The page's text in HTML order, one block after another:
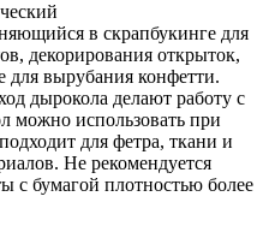
в скрапбукинге для
декорирования открыток,
для вырубания конфетти.
дырокола делают работу с
можно использовать при
для фетра, ткани и
Не рекомендуется
с бумагой плотностью более